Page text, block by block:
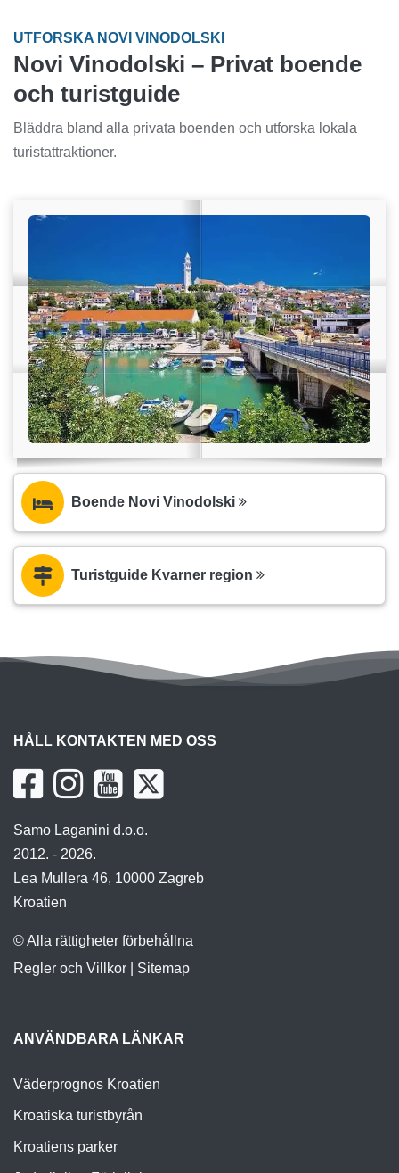
UTFORSKA NOVI VINODOLSKI
Novi Vinodolski – Privat boende
och turistguide
Bläddra bland alla privata boenden och utforska lokala
turistattraktioner.
Boende Novi Vinodolski
Turistguide Kvarner region
HÅLL KONTAKTEN MED OSS
Samo Laganini d.o.o.
2012. - 2026.
Lea Mullera 46, 10000 Zagreb
Kroatien
© Alla rättigheter förbehållna
Regler och Villkor
Sitemap
ANVÄNDBARA LÄNKAR
Väderprognos Kroatien
Kroatiska turistbyrån
Kroatiens parker